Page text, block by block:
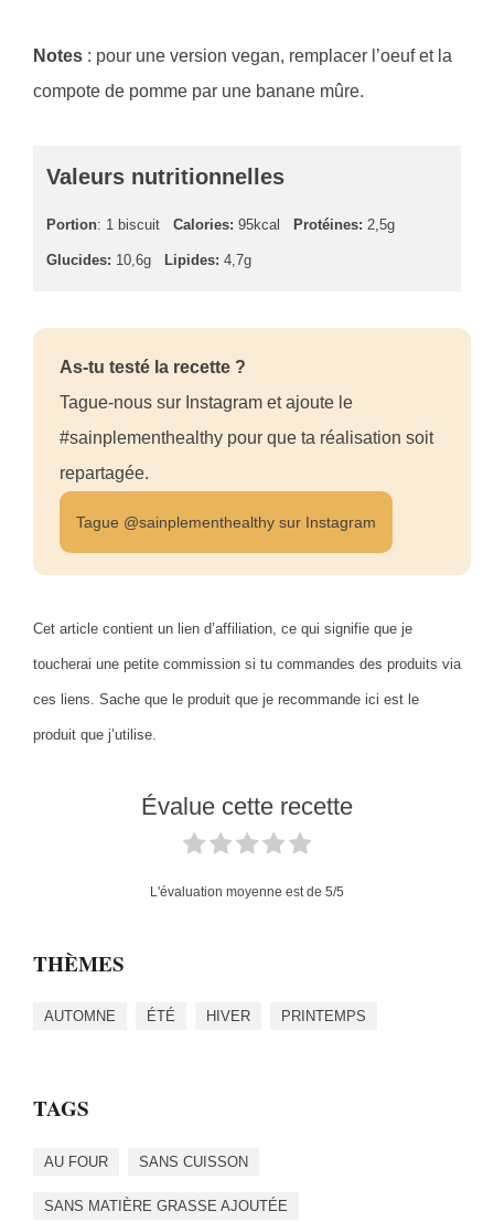
Notes : pour une version vegan, remplacer l’oeuf et la
compote de pomme par une banane mûre.
Valeurs nutritionnelles
Portion: 1 biscuit Calories: 95kcal Protéines: 2,5g
Glucides: 10,6g Lipides: 4,7g
As-tu testé la recette ?
Tague-nous sur Instagram et ajoute le
#sainplementhealthy pour que ta réalisation soit
repartagée.
Tague @sainplementhealthy sur Instagram
Cet article contient un lien d’affiliation, ce qui signifie que je
toucherai une petite commission si tu commandes des produits via
ces liens. Sache que le produit que je recommande ici est le
produit que j’utilise.
Évalue cette recette
L'évaluation moyenne est de 5/5
THÈMES
AUTOMNE ÉTÉ HIVER PRINTEMPS
TAGS
AU FOUR SANS CUISSON
SANS MATIÈRE GRASSE AJOUTÉE